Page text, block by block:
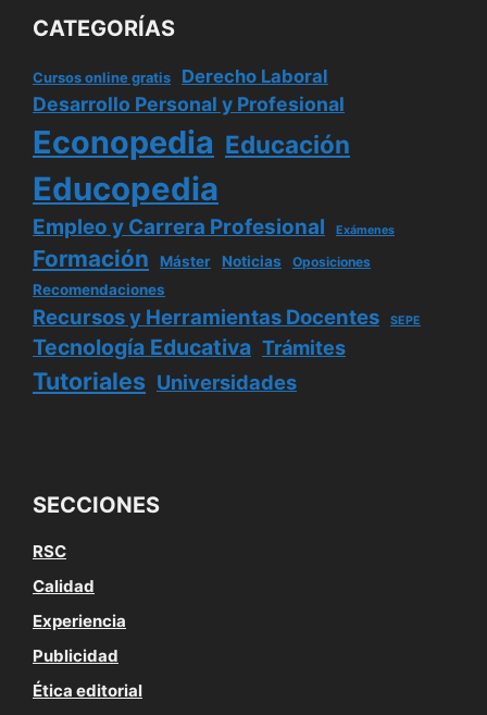
CATEGORÍAS
Cursos online gratis Derecho Laboral
Desarrollo Personal y Profesional
Econopedia Educación
Educopedia
Empleo y Carrera Profesional Exámenes
Formación Máster Noticias Oposiciones
Recomendaciones
Recursos y Herramientas Docentes SEPE
Tecnología Educativa Trámites
Tutoriales Universidades
SECCIONES
RSC
Calidad
Experiencia
Publicidad
Ética editorial